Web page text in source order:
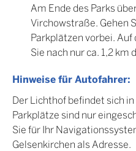
Am Ende des Parks
Virchowstraße. Gehen
Parkplätzen vorbei.
Sie nach nur ca. 1,2 km
Hinweise für Autofahrer:
Der Lichthof befindet sich
Parkplätze sind nur
Sie für Ihr
Gelsenkirchen als Adresse.